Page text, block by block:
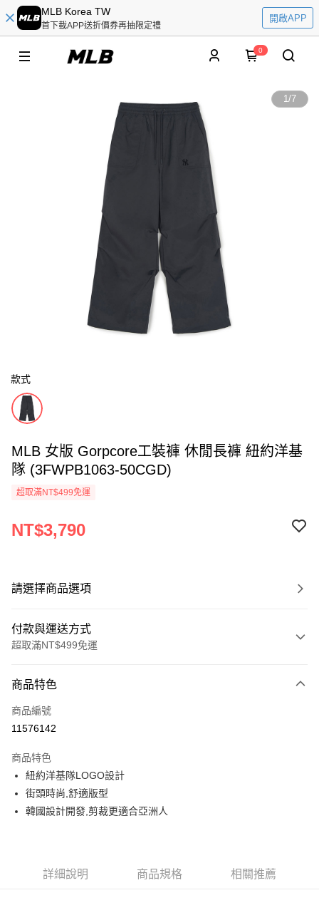
MLB Korea TW
首下載APP送折價券再抽限定禮
開啟APP
0
1/7
款式
MLB 女版 Gorpcore工裝褲 休閒長褲 紐約洋基
隊 (3FWPB1063-50CGD)
超取滿NT$499免運
NT$3,790
請選擇商品選項
付款與運送方式
超取滿NT$499免運
信用卡一次付款
超商取貨付款
Apple Pay
街口支付
全家取貨付款<未取貨列黑名單/不支援離島取退>
商品特色
商品編號
11576142
商品特色
紐約洋基隊LOGO設計
街頭時尚,舒適版型
韓國設計開發,剪裁更適合亞洲人
詳細說明 商品規格 相關推薦